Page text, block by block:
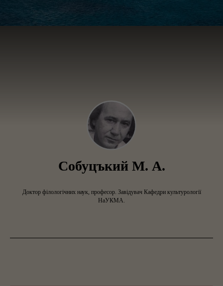
Собуцъкий М. А.
Доктор філологічних наук, професор. Завідувач Кафедри культурології
НаУКМА.